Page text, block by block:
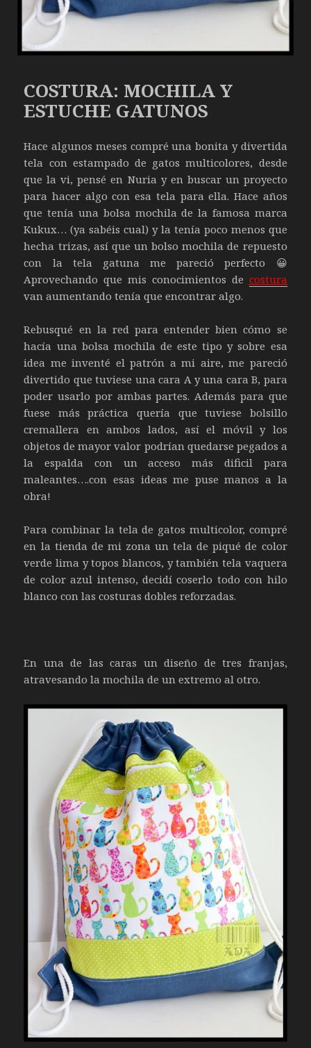
COSTURA: MOCHILA Y
ESTUCHE GATUNOS
Hace algunos meses compré una bonita y divertida
tela con estampado de gatos multicolores, desde
que la vi, pensé en Nuria y en buscar un proyecto
para hacer algo con esa tela para ella. Hace años
que tenía una bolsa mochila de la famosa marca
Kukux… (ya sabéis cual) y la tenía poco menos que
hecha trizas, así que un bolso mochila de repuesto
con la tela gatuna me pareció perfecto 😀
Aprovechando que mis conocimientos de costura
van aumentando tenía que encontrar algo.
Rebusqué en la red para entender bien cómo se
hacía una bolsa mochila de este tipo y sobre esa
idea me inventé el patrón a mi aire, me pareció
divertido que tuviese una cara A y una cara B, para
poder usarlo por ambas partes. Además para que
fuese más práctica quería que tuviese bolsillo
cremallera en ambos lados, así el móvil y los
objetos de mayor valor podrían quedarse pegados a
la espalda con un acceso más dificil para
maleantes….con esas ideas me puse manos a la
obra!
Para combinar la tela de gatos multicolor, compré
en la tienda de mi zona un tela de piqué de color
verde lima y topos blancos, y también tela vaquera
de color azul intenso, decidí coserlo todo con hilo
blanco con las costuras dobles reforzadas.
En una de las caras un diseño de tres franjas,
atravesando la mochila de un extremo al otro.